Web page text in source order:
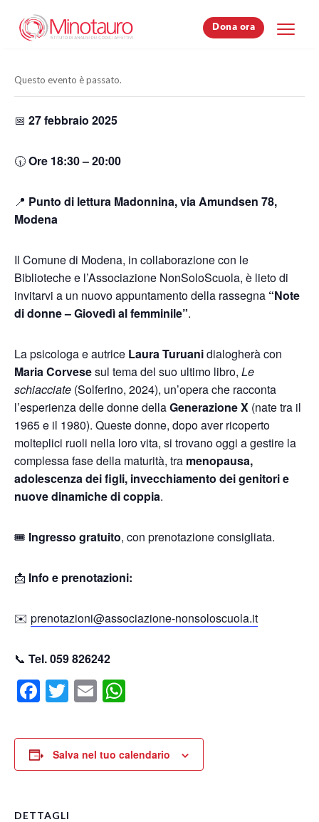
Dona ora
Dona ora
Questo evento è passato.
📅 27 febbraio 2025
🕡Ore 18:30 – 20:00
📍 Punto di lettura Madonnina, via Amundsen 78,
Modena
Il Comune di Modena, in collaborazione con le
Biblioteche e l’Associazione NonSoloScuola, è lieto di
invitarvi a un nuovo appuntamento della rassegna “Note
di donne – Giovedì al femminile”.
La psicologa e autrice Laura Turuanidialogherà con
Maria Corvesesul tema del suo ultimo libro, Le
schiacciate (Solferino, 2024), un’opera che racconta
l’esperienza delle donne dellaGenerazione X (nate tra il
1965 e il 1980). Queste donne, dopo aver ricoperto
molteplici ruoli nella loro vita, si trovano oggi a gestire la
complessa fase della maturità, tra menopausa,
adolescenza dei figli, invecchiamento dei genitori e
nuove dinamiche di coppia.
🎟 Ingresso gratuito, con prenotazione consigliata.
📩 Info e prenotazioni:
✉️ prenotazioni@associazione-nonsoloscuola.it
📞 Tel. 059 826242
Facebook
Twitter
Email
Salva nel tuo calendario
DETTAGLI